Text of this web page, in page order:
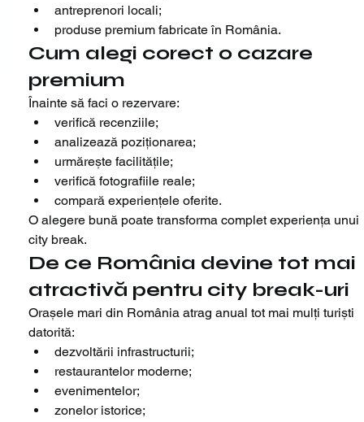
antreprenori locali;
produse premium fabricate în România.
Cum alegi corect o cazare
premium
Înainte să faci o rezervare:
verifică recenziile;
analizează poziționarea;
urmărește facilitățile;
verifică fotografiile reale;
compară experiențele oferite.
O alegere bună poate transforma complet experiența unui
city break.
De ce România devine tot mai
atractivă pentru city break-uri
Orașele mari din România atrag anual tot mai mulți turiști
datorită:
dezvoltării infrastructurii;
restaurantelor moderne;
evenimentelor;
zonelor istorice;